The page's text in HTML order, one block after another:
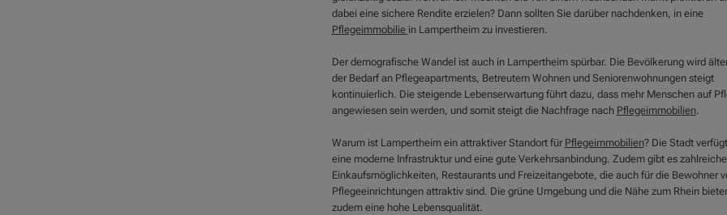
dabei eine sichere Rendite erzielen? Dann sollten Sie darüber nachdenken, in eine
Pflegeimmobilie in Lampertheim zu investieren.
Der demografische Wandel ist auch in Lampertheim spürbar. Die Bevölkerung wird
der Bedarf an Pflegeapartments, Betreutem Wohnen und Seniorenwohnungen steigt
kontinuierlich. Die steigende Lebenserwartung führt dazu, dass mehr Menschen auf
angewiesen sein werden, und somit steigt die Nachfrage nach Pflegeimmobilien.
Warum ist Lampertheim ein attraktiver Standort für Pflegeimmobilien? Die Stadt
eine moderne Infrastruktur und eine gute Verkehrsanbindung. Zudem gibt es zahlreiche
Einkaufsmöglichkeiten, Restaurants und Freizeitangebote, die auch für die Bewohner
Pflegeeinrichtungen attraktiv sind. Die grüne Umgebung und die Nähe zum Rhein
zudem eine hohe Lebensqualität.